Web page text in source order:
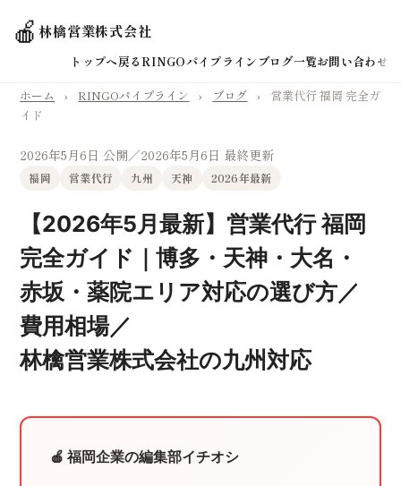
🍎林檎営業株式会社
トップへ戻るRINGOパイプライン ブログ一覧お問い合わせ
ホーム
› RINGOパイプライン › ブログ ›
営業代行 福岡 完全ガ
イド
2026年5月6日 公開／2026年5月6日 最終更新
福岡 営業代行 九州 天神 2026年最新
【2026年5月最新】営業代行 福岡
完全ガイド｜博多・天神・大名・
赤坂・薬院エリア対応の選び方／
費用相場／
林檎営業株式会社の九州対応
🍎 福岡企業の編集部イチオシ